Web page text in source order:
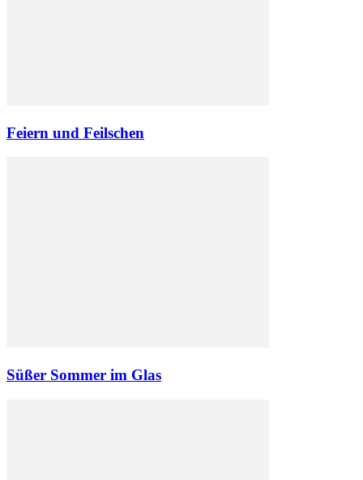
Feiern und Feilschen
Süßer Sommer im Glas